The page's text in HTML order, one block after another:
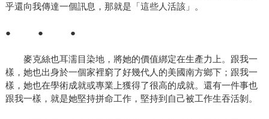
乎還向我傳達一個訊息，那就是「這些人活該」。
● ● ●
麥克絲也耳濡目染地，將她的價值綁定在生產力上。跟我一
樣，她也出身於一個家裡窮了好幾代人的美國南方鄉下；跟我一
樣，她也在學術成就或專業上獲得了很高的成就。還有一件事也
跟我一樣，就是她堅持拼命工作，堅持到自己被工作生吞活剝。